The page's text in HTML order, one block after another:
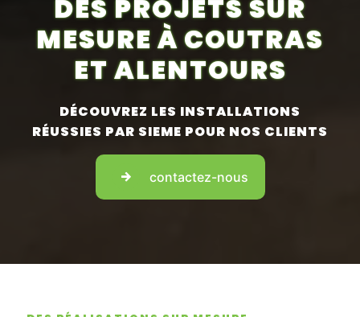
DES PROJETS SUR
MESURE À COUTRAS
ET ALENTOURS
DÉCOUVREZ LES INSTALLATIONS
RÉUSSIES PAR SIEME POUR NOS CLIENTS
contactez-nous